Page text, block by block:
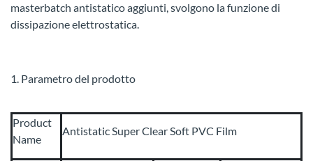
masterbatch antistatico aggiunti, svolgono la funzione di
dissipazione elettrostatica.
1. Parametro del prodotto
Product
Name
Antistatic Super Clear Soft PVC Film